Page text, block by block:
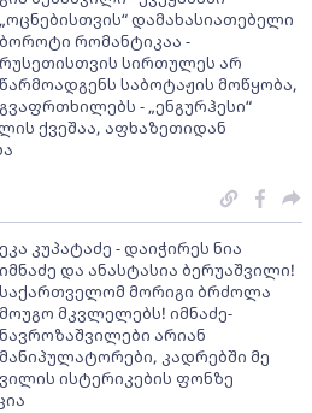
„ოცნებისთვის“ დამახასიათებელი
ბოროტი რომანტიკაა -
რუსეთისთვის სირთულეს არ
წარმოადგენს საბოტაჟის მოწყობა,
გვაფრთხილებს - „ენგურჰესი“
ქვეშაა, აფხაზეთიდან
ეკა კუპატაძე - დაიჭირეს ნია
იმნაძე და ანასტასია ბერუაშვილი!
საქართველომ მორიგი ბრძოლა
მოუგო მკვლელებს! იმნაძე-
ნავროზაშვილები არიან
მანიპულატორები, კადრებში მე
ისტერიკების ფონზე